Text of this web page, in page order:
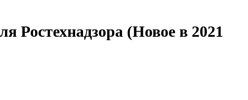
Ростехнадзора (Новое в 2021